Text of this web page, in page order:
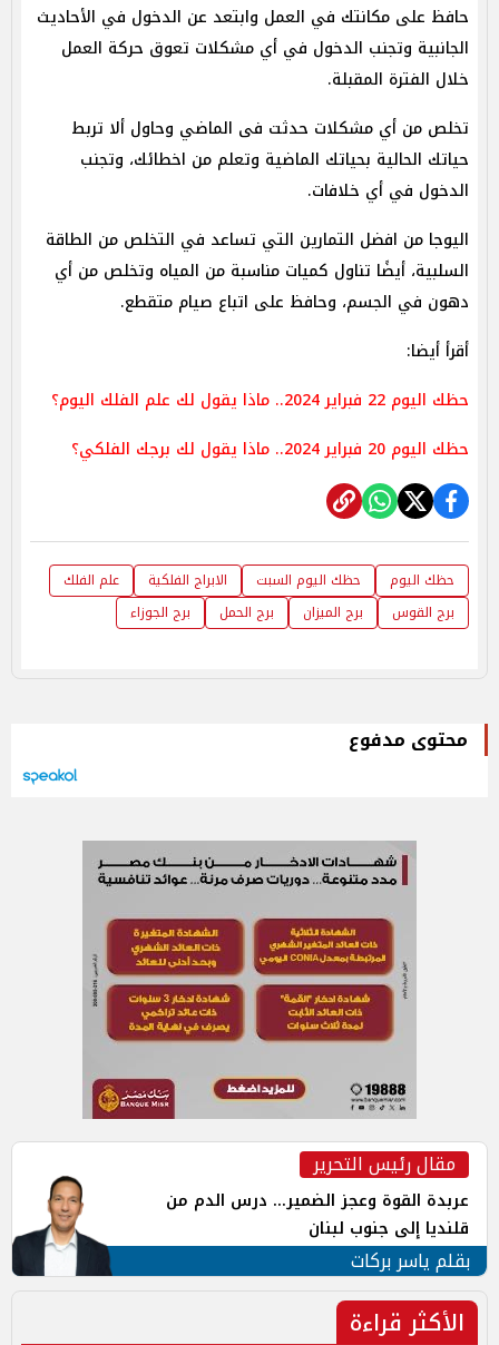
حافظ على مكانتك في العمل وابتعد عن الدخول في الأحاديث
الجانبية وتجنب الدخول في أي مشكلات تعوق حركة العمل
خلال الفترة المقبلة.
تخلص من أي مشكلات حدثت فى الماضي وحاول ألا تربط
حياتك الحالية بحياتك الماضية وتعلم من اخطائك، وتجنب
الدخول في أي خلافات.
اليوجا من افضل التمارين التي تساعد في التخلص من الطاقة
السلبية، أيضًا تناول كميات مناسبة من المياه وتخلص من أي
دهون في الجسم، وحافظ على اتباع صيام متقطع.
أقرأ أيضا:
حظك اليوم 22 فبراير 2024.. ماذا يقول لك علم الفلك اليوم؟
حظك اليوم 20 فبراير 2024.. ماذا يقول لك برجك الفلكي؟
حظك اليوم حظك اليوم السبت الابراج الفلكية
علم الفلك
برج القوس
برج الميزان برج الحمل برج الجوزاء
محتوى مدفوع
مقال رئيس التحرير
عربدة القوة وعجز الضمير... درس الدم من
قلنديا إلى جنوب لبنان
بقلم ياسر بركات
الأكثر قراءة